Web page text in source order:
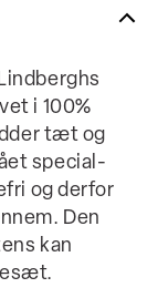
i 100%
tæt og
special-
og derfor
Den
kan